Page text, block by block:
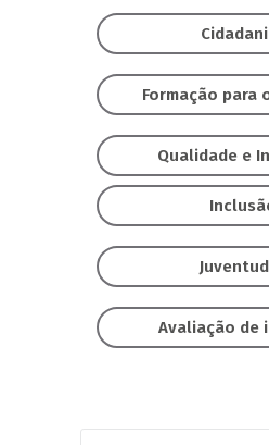
Formação para
Qualidade e
Avaliação de